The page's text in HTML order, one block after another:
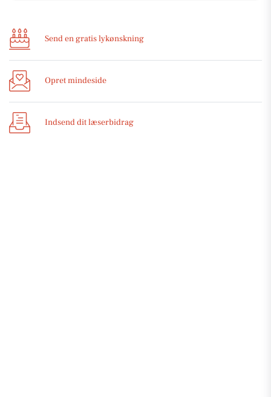
Send en gratis lykønskning
Opret mindeside
Indsend dit læserbidrag